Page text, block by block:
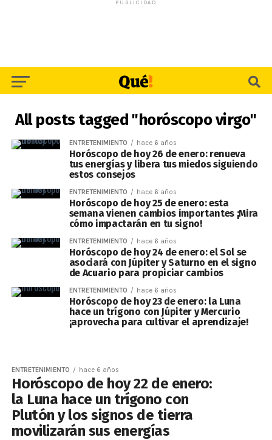
PUBLICIDAD
All posts tagged "horóscopo virgo"
ENTRETENIMIENTO hace 6 años
Horóscopo de hoy 26 de enero: renueva
tus energías y libera tus miedos siguiendo
estos consejos
ENTRETENIMIENTO hace 6 años
Horóscopo de hoy 25 de enero: esta
semana vienen cambios importantes ¡Mira
cómo impactarán en tu signo!
ENTRETENIMIENTO hace 6 años
Horóscopo de hoy 24 de enero: el Sol se
asociará con Júpiter y Saturno en el signo
de Acuario para propiciar cambios
ENTRETENIMIENTO hace 6 años
Horóscopo de hoy 23 de enero: la Luna
hace un trígono con Júpiter y Mercurio
¡aprovecha para cultivar el aprendizaje!
ENTRETENIMIENTO hace 6 años
Horóscopo de hoy 22 de enero:
la Luna hace un trígono con
Plutón y los signos de tierra
movilizarán sus energías